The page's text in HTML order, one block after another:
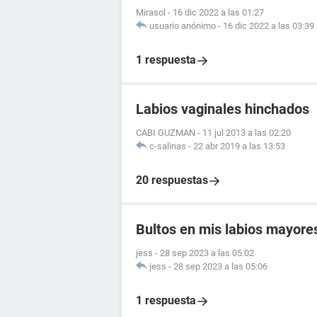
Mirasol - 16 dic 2022 a las 01:27
usuario anónimo - 16 dic 2022 a las 03:39
1 respuesta
Labios vaginales hinchados
CABI GUZMAN - 11 jul 2013 a las 02:20
c-salinas - 22 abr 2019 a las 13:53
20 respuestas
Bultos en mis labios
jess - 28 sep 2023 a las 05:02
jess - 28 sep 2023 a las 05:06
1 respuesta